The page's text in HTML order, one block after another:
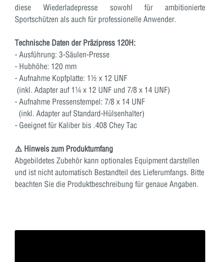
diese Wiederladepresse sowohl für ambitionierte
Sportschützen als auch für professionelle Anwender.
Technische Daten der Präzipress 120H:
- Ausführung: 3-Säulen-Presse
- Hubhöhe: 120 mm
- Aufnahme Kopfplatte: 1½ x 12 UNF
(inkl. Adapter auf 1¼ x 12 UNF und 7/8 x 14 UNF)
- Aufnahme Pressenstempel: 7/8 x 14 UNF
(inkl. Adapter auf Standard-Hülsenhalter)
- Geeignet für Kaliber bis .408 Chey Tac
⚠️ Hinweis zum Produktumfang
Abgebildetes Zubehör kann optionales Equipment darstellen
und ist nicht automatisch Bestandteil des Lieferumfangs. Bitte
beachten Sie die Produktbeschreibung für genaue Angaben.